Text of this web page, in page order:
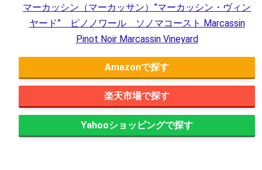
マーカッシン（マーカッサン）”マーカッシン・ヴィン
ヤード” ピノノワール ソノマコースト Marcassin
Pinot Noir Marcassin Vineyard
Amazon
楽天市場
Yahooショッピング